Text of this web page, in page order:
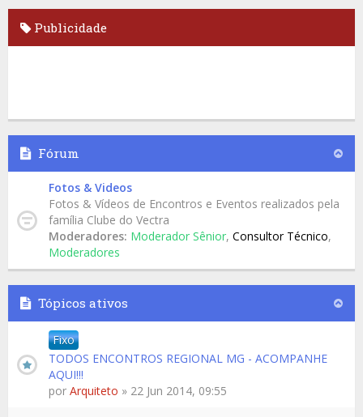
Publicidade
Fórum
Fotos & Videos
Fotos & Vídeos de Encontros e Eventos realizados pela
família Clube do Vectra
Moderadores: Moderador Sênior, Consultor Técnico,
Moderadores
Tópicos ativos
Fixo
TODOS ENCONTROS REGIONAL MG - ACOMPANHE
AQUI!!!
por Arquiteto » 22 Jun 2014, 09:55